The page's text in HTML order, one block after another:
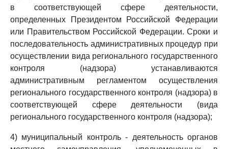
в соответствующей сфере деятельности,
определенных Президентом Российской Федерации
или Правительством Российской Федерации. Сроки и
последовательность административных процедур при
осуществлении вида регионального государственного
контроля (надзора) устанавливаются
административным регламентом осуществления
регионального государственного контроля (надзора) в
соответствующей сфере деятельности (вида
регионального государственного контроля (надзора);
4) муниципальный контроль - деятельность органов